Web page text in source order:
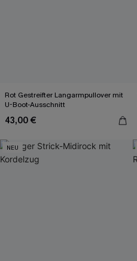
Rot Gestreifter Langarmpullover mit
U-Boot-Ausschnitt
43,00 €
NEU